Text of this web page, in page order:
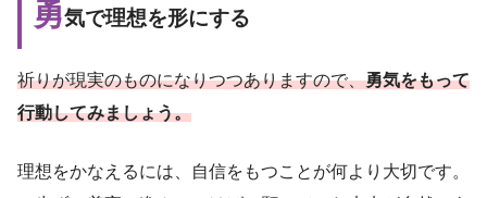
勇気で理想を形にする
祈りが現実のものになりつつありますので、勇気をもって
行動してみましょう。
理想をかなえるには、自信をもつことが何より大切です。